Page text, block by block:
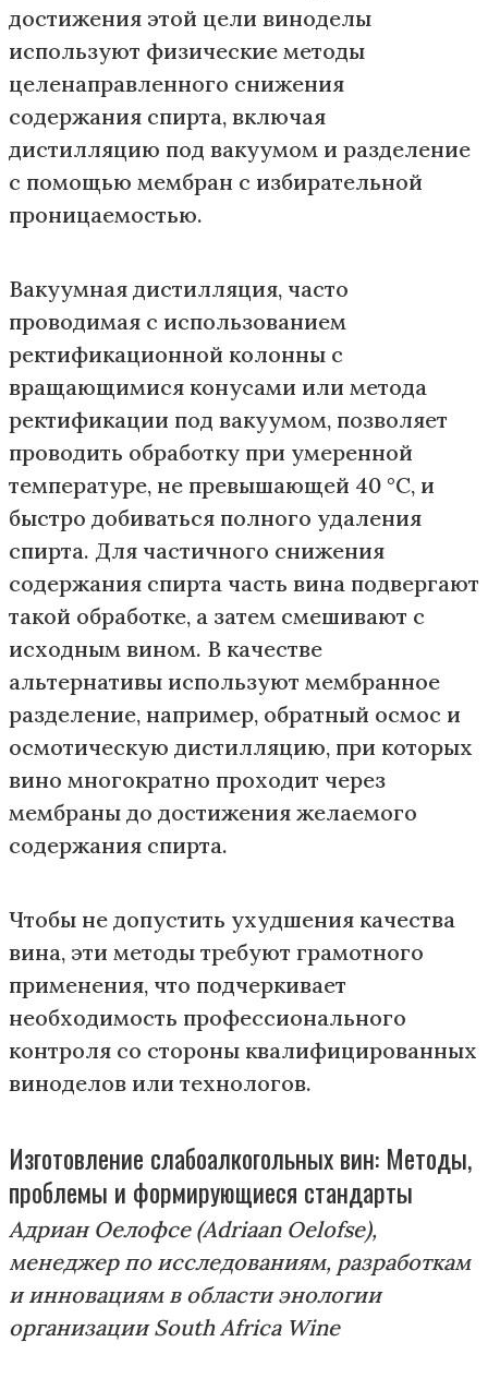
достижения этой цели виноделы
используют физические методы
целенаправленного снижения
содержания спирта, включая
дистилляцию под вакуумом и разделение
с помощью мембран с избирательной
проницаемостью.
Вакуумная дистилляция, часто
проводимая с использованием
ректификационной колонны с
вращающимися конусами или метода
ректификации под вакуумом, позволяет
проводить обработку при умеренной
температуре, не превышающей 40 °C, и
быстро добиваться полного удаления
спирта. Для частичного снижения
содержания спирта часть вина подвергают
такой обработке, а затем смешивают с
исходным вином. В качестве
альтернативы используют мембранное
разделение, например, обратный осмос и
осмотическую дистилляцию, при которых
вино многократно проходит через
мембраны до достижения желаемого
содержания спирта.
Чтобы не допустить ухудшения качества
вина, эти методы требуют грамотного
применения, что подчеркивает
необходимость профессионального
контроля со стороны квалифицированных
виноделов или технологов.
Изготовление слабоалкогольных вин: Методы,
проблемы и формирующиеся стандарты
Адриан Оелофсе (Adriaan Oelofse),
менеджер по исследованиям, разработкам
и инновациям в области энологии
организации South Africa Wine